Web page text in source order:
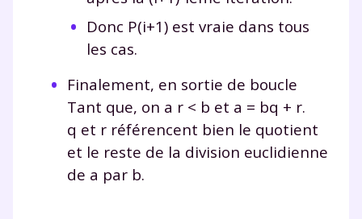
Donc P(i+1) est vraie dans tous
les cas.
Finalement, en sortie de boucle
Tant que, on a r < b et a = bq + r.
q et r référencent bien le quotient
et le reste de la division euclidienne
de a par b.